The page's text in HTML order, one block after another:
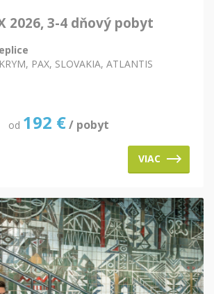
2026, 3-4 dňový pobyt
PAX, SLOVAKIA, ATLANTIS
od 192 € / pobyt
VIAC